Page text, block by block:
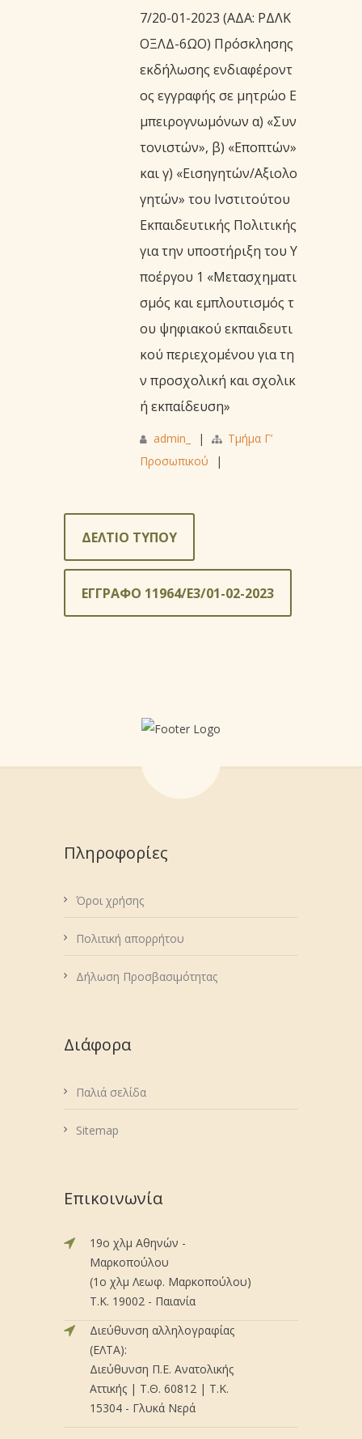
7/20-01-2023 (ΑΔΑ: ΡΔΛΚ
ΟΞΛΔ-6ΩΟ) Πρόσκλησης
εκδήλωσης ενδιαφέροντ
ος εγγραφής σε μητρώο Ε
μπειρογνωμόνων α) «Συν
τονιστών», β) «Εποπτών»
και γ) «Εισηγητών/Αξιολο
γητών» του Ινστιτούτου
Εκπαιδευτικής Πολιτικής
για την υποστήριξη του Υ
ποέργου 1 «Μετασχηματι
σμός και εμπλουτισμός τ
ου ψηφιακού εκπαιδευτι
κού περιεχομένου για τη
ν προσχολική και σχολικ
ή εκπαίδευση»
admin_ |
Τμήμα Γ’
Προσωπικού
|
ΔΕΛΤΙΟ ΤΥΠΟΥ
ΕΓΓΡΑΦΟ 11964/Ε3/01-02-2023
Πληροφορίες
Όροι χρήσης
Πολιτική απορρήτου
Δήλωση Προσβασιμότητας
Διάφορα
Παλιά σελίδα
Sitemap
Επικοινωνία
19ο χλμ Αθηνών -
Μαρκοπούλου
(1ο χλμ Λεωφ. Μαρκοπούλου)
Τ.Κ. 19002 - Παιανία
Διεύθυνση αλληλογραφίας
(ΕΛΤΑ):
Διεύθυνση Π.Ε. Ανατολικής
Αττικής | Τ.Θ. 60812 | Τ.Κ.
15304 - Γλυκά Νερά